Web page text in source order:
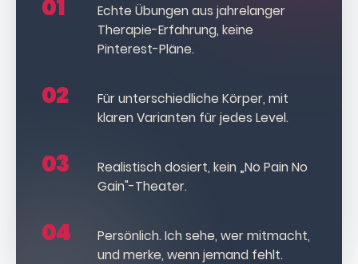
01
Echte Übungen aus jahrelanger
Therapie-Erfahrung, keine
Pinterest-Pläne.
02
Für unterschiedliche Körper, mit
klaren Varianten für jedes Level.
03
Realistisch dosiert, kein „No Pain No
Gain"-Theater.
04
Persönlich. Ich sehe, wer mitmacht,
und merke, wenn jemand fehlt.